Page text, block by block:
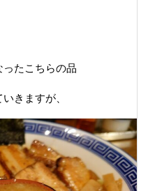
たこちらの品
きますが、